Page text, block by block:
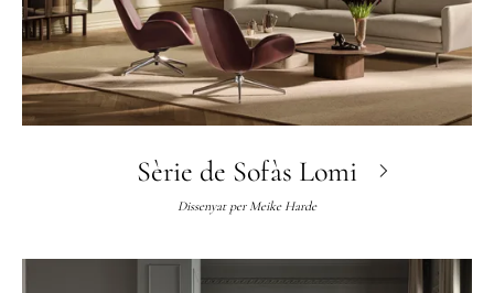
Sèrie de Sofàs Lomi
Dissenyat per Meike Harde